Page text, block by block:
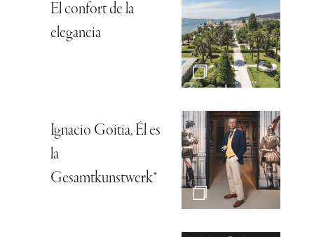
El confort de la
elegancia
Ignacio Goitia, Él es
la
Gesamtkunstwerk*